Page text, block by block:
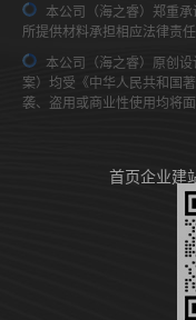
本公司（海之睿）郑重
所提供材料承担相应法律责任
本公司（海之睿）原创
案）均受《中华人民共和国
袭、盗用或商业性使用均将面
首页企业建